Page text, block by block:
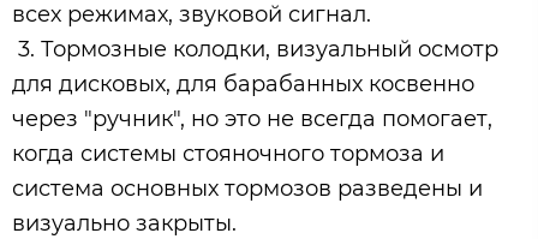
всех режимах, звуковой сигнал.
3. Тормозные колодки, визуальный осмотр
для дисковых, для барабанных косвенно
через "ручник", но это не всегда помогает,
когда системы стояночного тормоза и
система основных тормозов разведены и
визуально закрыты.